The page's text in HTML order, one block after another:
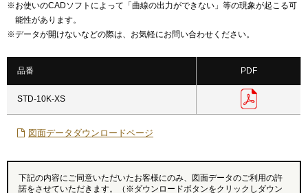
※お使いのCADソフトによって「曲線の出力ができない」等の現象が起こる可
能性があります。
※データが開けないなどの際は、お気軽にお問い合わせください。
品番 PDF
STD-10K-XS
図面データダウンロードページ
下記の内容にご同意いただいたお客様にのみ、図面データのご利用の許
諾をさせていただきます。（※ダウンロードボタンをクリックしダウン